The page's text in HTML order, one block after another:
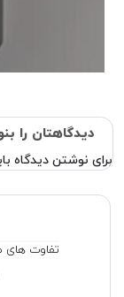
دیدگاهتان را
برای نوشتن دیدگاه
تفاوت